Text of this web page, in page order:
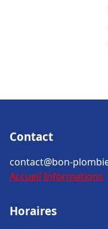
Contact
contact@bon-
Accueil Informations
Horaires